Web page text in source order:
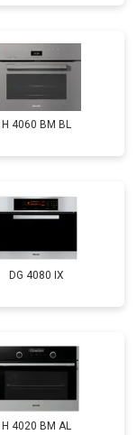
H 4060 BM BL
DG 4080 IX
H 4020 BM AL